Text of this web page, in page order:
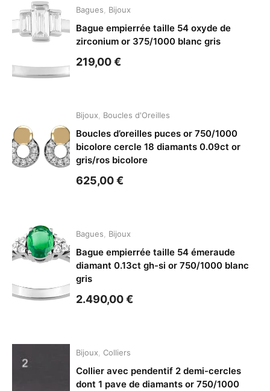
Bagues Bijoux
Bague empierrée taille 54 oxyde de
zirconium or 375/1000 blanc gris
219,00€
Bijoux Boucles d'Oreilles
Boucles d’oreilles puces or 750/1000
bicolore cercle 18 diamants 0.09ct or
gris/ros bicolore
625,00€
Bagues Bijoux
Bague empierrée taille 54 émeraude
diamant 0.13ct gh-si or 750/1000 blanc
gris
2.490,00€
Bijoux Colliers
Collier avec pendentif 2 demi-cercles
dont 1 pave de diamants or 750/1000